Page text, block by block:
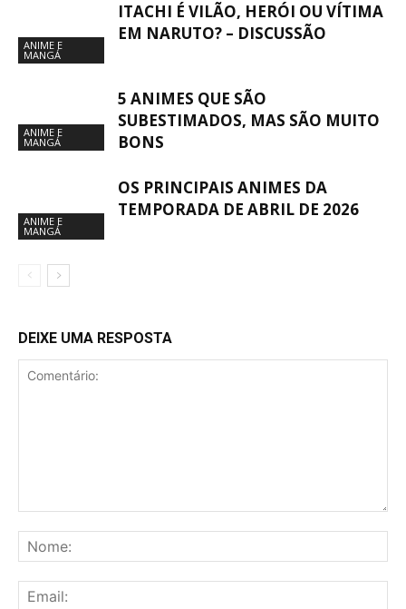
ANIME E
MANGÁ
ITACHI É VILÃO, HERÓI OU VÍTIMA
EM NARUTO? – DISCUSSÃO
ANIME E
MANGÁ
5 ANIMES QUE SÃO
SUBESTIMADOS, MAS SÃO MUITO
BONS
ANIME E
MANGÁ
OS PRINCIPAIS ANIMES DA
TEMPORADA DE ABRIL DE 2026
DEIXE UMA RESPOSTA